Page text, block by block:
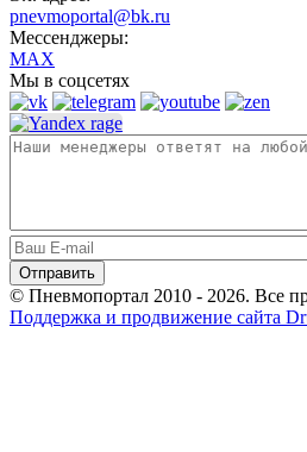
pnevmoportal@bk.ru
Мессенджеры:
MAX
Мы в соцсетях
© Пневмопортал 2010 - 2026. Все
Поддержка и продвижение сайта